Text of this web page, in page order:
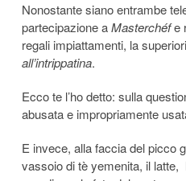
Nonostante siano entrambe
partecipazione aMasterchéfe
regali impiattamenti, la
all’intrippatina.
Ecco te l’ho detto: sulla
abusata e impropriamente
E invece, alla faccia del picco
vassoio di tè yemenita, il